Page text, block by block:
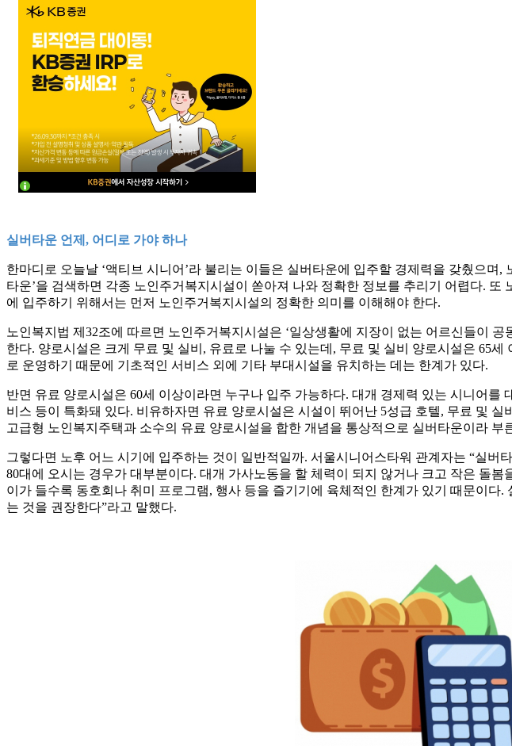
실버타운 언제, 어디로 가야 하나
한마디로 오늘날 ‘액티브 시니어’라 불리는 이들은 실버타운에 입주할 경제력을 갖췄으
타운’을 검색하면 각종 노인주거복지시설이 쏟아져 나와 정확한 정보를 추리기 어렵다.
에 입주하기 위해서는 먼저 노인주거복지시설의 정확한 의미를 이해해야 한다.
노인복지법 제32조에 따르면 노인주거복지시설은 ‘일상생활에 지장이 없는 어르신들이
한다. 양로시설은 크게 무료 및 실비, 유료로 나눌 수 있는데, 무료 및 실비 양로시설은 65
로 운영하기 때문에 기초적인 서비스 외에 기타 부대시설을 유치하는 데는 한계가 있다.
반면 유료 양로시설은 60세 이상이라면 누구나 입주 가능하다. 대개 경제력 있는 시니어
비스 등이 특화돼 있다. 비유하자면 유료 양로시설은 시설이 뛰어난 5성급 호텔, 무료 및
고급형 노인복지주택과 소수의 유료 양로시설을 합한 개념을 통상적으로 실버타운이라
그렇다면 노후 어느 시기에 입주하는 것이 일반적일까. 서울시니어스타워 관계자는 “실
80대에 오시는 경우가 대부분이다. 대개 가사노동을 할 체력이 되지 않거나 크고 작은 돌
이가 들수록 동호회나 취미 프로그램, 행사 등을 즐기기에 육체적인 한계가 있기 때문이
는 것을 권장한다”라고 말했다.